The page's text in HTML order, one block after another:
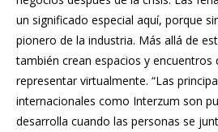
un significado especial aquí, porque
pionero de la industria. Más allá de
también crean espacios y encuentros
representar virtualmente. “Las
internacionales como Interzum son
desarrolla cuando las personas se